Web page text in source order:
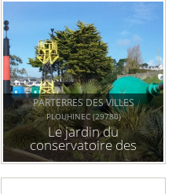
PARTERRES DES VILLES
PLOUHINEC (29780)
Le jardin du
conservatoire des
bouées et balises